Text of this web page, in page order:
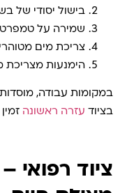
בישול יסודי של
שמירה על
צריכת מים
הימנעות מצריכת
במקומות עבודה,
בציוד עזרה ראשונה
ציוד רפואי